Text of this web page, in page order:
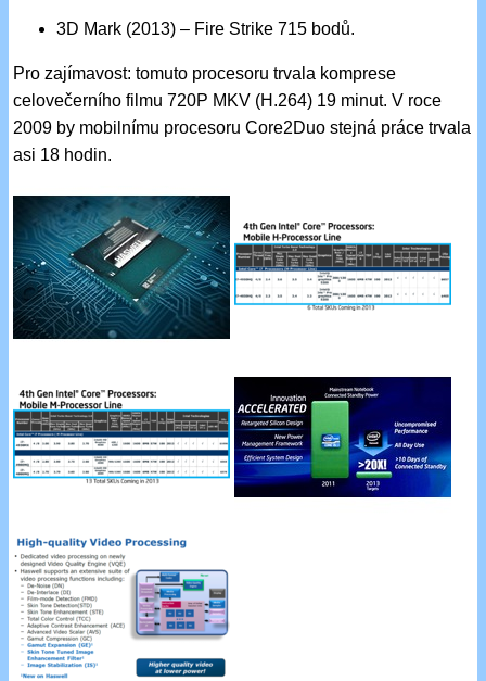
3D Mark (2013) – Fire Strike 715 bodů.
Pro zajímavost: tomuto procesoru trvala komprese
celovečerního filmu 720P MKV (H.264) 19 minut. V roce
2009 by mobilnímu procesoru Core2Duo stejná práce trvala
asi 18 hodin.